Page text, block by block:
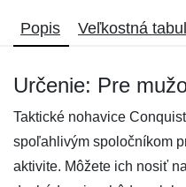
Popis Veľkostná
Určenie: Pre
Taktické nohavice
spoľahlivým spoločníkom
aktivite. Môžete ich nosiť